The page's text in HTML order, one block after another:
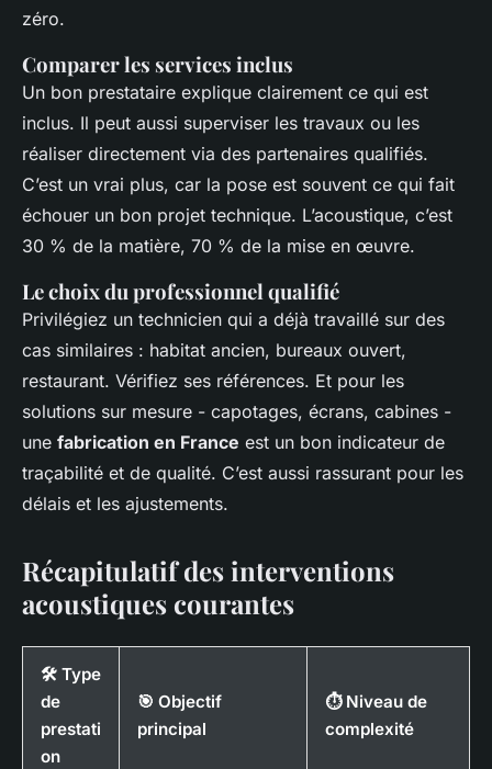
zéro.
Comparer les services inclus
Un bon prestataire explique clairement ce qui est
inclus. Il peut aussi superviser les travaux ou les
réaliser directement via des partenaires qualifiés.
C’est un vrai plus, car la pose est souvent ce qui fait
échouer un bon projet technique. L’acoustique, c’est
30 % de la matière, 70 % de la mise en œuvre.
Le choix du professionnel qualifié
Privilégiez un technicien qui a déjà travaillé sur des
cas similaires : habitat ancien, bureaux ouvert,
restaurant. Vérifiez ses références. Et pour les
solutions sur mesure - capotages, écrans, cabines -
une fabrication en France est un bon indicateur de
traçabilité et de qualité. C’est aussi rassurant pour les
délais et les ajustements.
Récapitulatif des interventions
acoustiques courantes
🛠️ Type
de
prestati
on
🎯 Objectif
principal
⏱️ Niveau de
complexité